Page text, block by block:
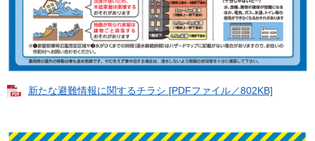
新たな避難情報に関するチラシ [PDFファイル／802KB]